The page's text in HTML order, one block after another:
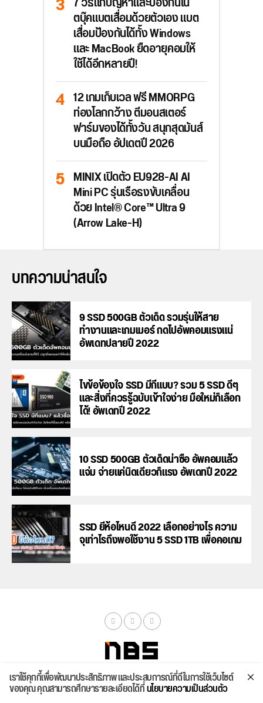
ตบุ๊คแบตเสื่อมด้วยตัวเอง แบต
เสื่อมป้องกันได้ทั้ง Windows
และ MacBook ยืดอายุคอมให้
ใช้ได้อีกหลายปี!
12 เกมเก็บเวล ฟรี MMORPG
ท่องโลกกว้าง ตีมอนสเตอร์
ฟาร์มของได้ทั้งวัน สนุกสุดมันส์
บนมือถือ อัปเดตปี 2026
MINIX เปิดตัว EU928-AI AI
Mini PC รุ่นเรือธงขับเคลื่อน
ด้วย Intel® Core™ Ultra 9
(Arrow Lake-H)
บทความน่าสนใจ
9 SSD 500GB ตัวเด็ด รวมรุ่นให้สาย
ทำงานและเกมเมอร์ กดไปอัพคอมแรงแน่
อัพเดทปลายปี 2022
ไขข้อข้องใจ SSD มีกี่แบบ? รวม 5 SSD ดีๆ
และสิ่งที่ควรรู้ฉบับเข้าใจง่าย มือใหม่ก็เลือก
ได้! อัพเดทปี 2022
10 SSD 500GB ตัวเด็ดน่าซื้อ อัพคอมแล้ว
แจ่ม จ่ายแค่นิดเดียวก็แรง อัพเดทปี 2022
SSD ยี่ห้อไหนดี 2022 เลือกอย่างไร ความ
จุเท่าไรถึงพอใช้งาน 5 SSD 1TB เพื่อคอเกม
จัดสเปค ค้นหา บทความ รีวิวล่าสุด บทความยอดนิยม ติดต่อเรา
เราใช้คุกกี้เพื่อพัฒนาประสิทธิภาพ และประสบการณ์ที่ดีในการใช้เว็บไซต์
ของคุณ คุณสามารถศึกษารายละเอียดได้ที่นโยบายความเป็นส่วนตัว